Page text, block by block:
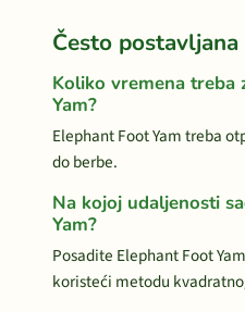
Često
Koliko vremena treba
Yam?
Elephant Foot Yam treba
do berbe.
Na kojoj udaljenosti
Yam?
Posadite Elephant Foot
koristeći metodu